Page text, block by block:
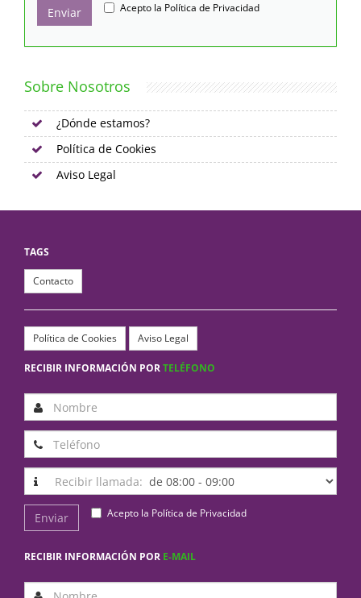
Enviar Acepto la Política de Privacidad
Sobre Nosotros
¿Dónde estamos?
Política de Cookies
Aviso Legal
TAGS
Contacto
Política de Cookies Aviso Legal
RECIBIR INFORMACIÓN PORTELÉFONO
Recibir llamada:
Enviar Acepto la Política de Privacidad
RECIBIR INFORMACIÓN POR E-MAIL